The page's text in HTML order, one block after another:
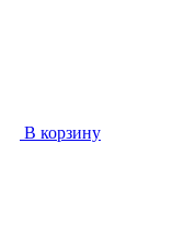
В корзину